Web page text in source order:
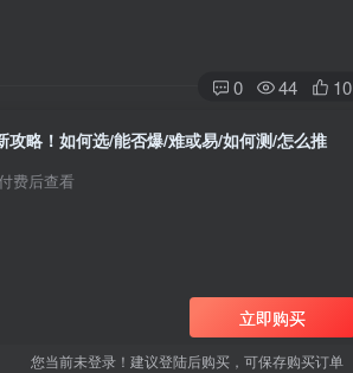
0 44 10
攻略！如何选/能否爆/难或易/如何测/怎么推
费后查看
立即购买
您当前未登录！建议登陆后购买，可保存购买订单